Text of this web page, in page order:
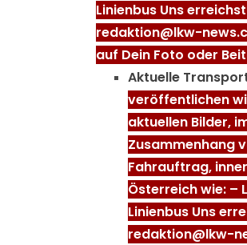
Linienbus Uns
redaktion@lkw-
auf Dein Foto oder
Aktuelle
veröffentlichen
aktuellen Bilder,
Zusammenhang
Fahrauftrag,
Österreich wie: –
Linienbus Uns
redaktion@lkw-